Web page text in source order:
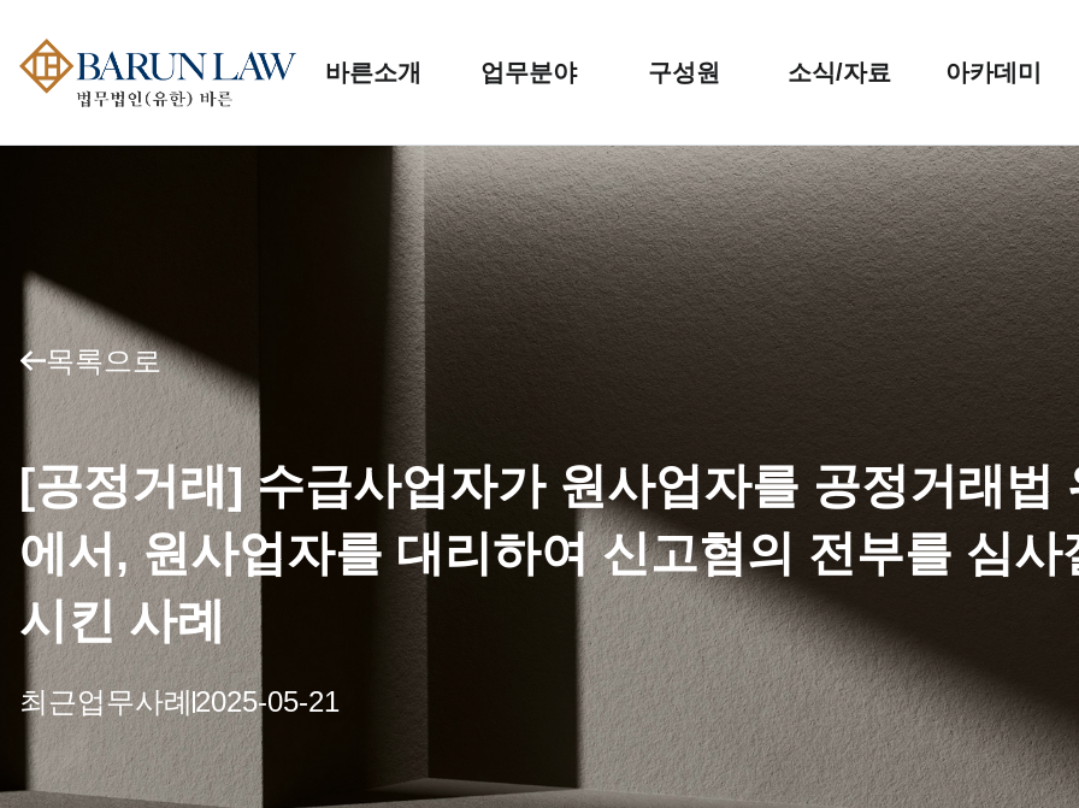
바른소개 업무분야 구성원 소식/자료 아카데미
목록으로
[공정거래] 수급사업자가 원사업자를 공정거래법
에서, 원사업자를 대리하여 신고혐의 전부를 심
시킨 사례
최근업무사례2025-05-21